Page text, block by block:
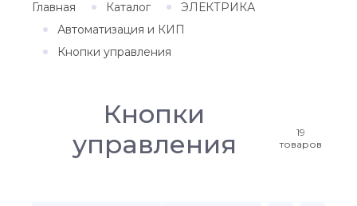
Главная Каталог
ЭЛЕКТРИКА
Автоматизация и КИП
Кнопки управления
Кнопки
управления
19
товаров